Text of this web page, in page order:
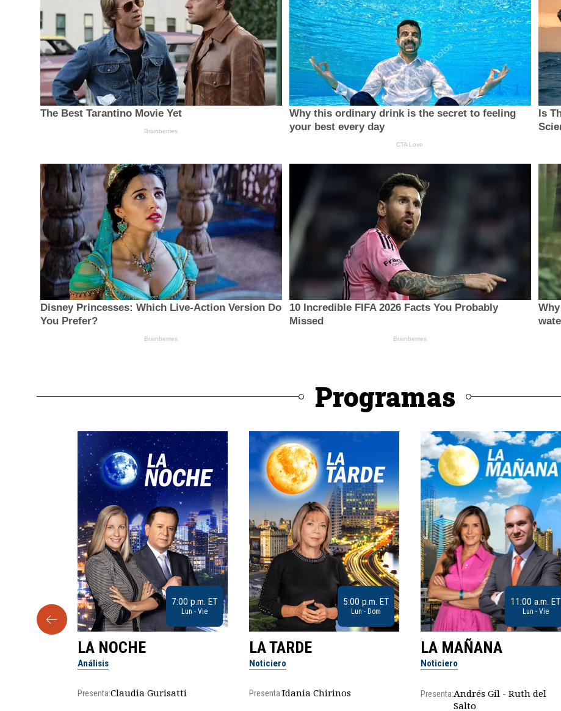
Programas
7:00 p.m. ET
Lun - Vie
LA NOCHE
Análisis
Presenta:Claudia Gurisatti
5:00 p.m. ET
Lun - Dom
LA TARDE
Noticiero
Presenta:Idania Chirinos
11:00 a.m. ET
Lun - Vie
LA MAÑANA
Noticiero
Presenta:Andrés Gil - Ruth del
Salto